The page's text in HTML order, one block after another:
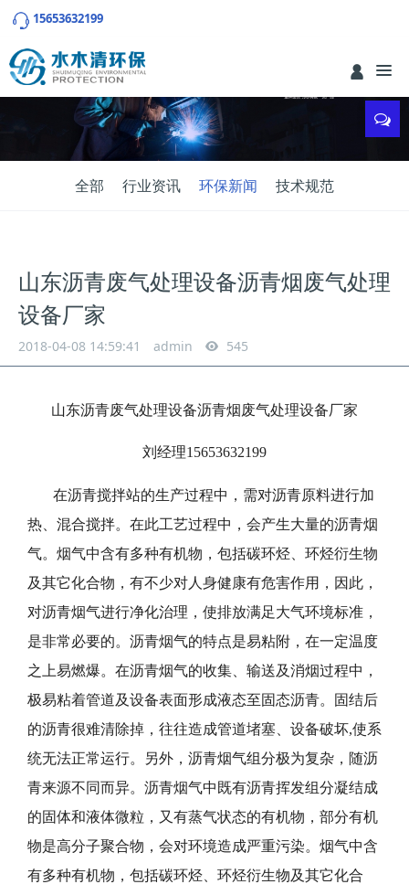
15653632199
全部 行业资讯 环保新闻 技术规范
山东沥青废气处理设备沥青烟废气处理
设备厂家
2018-04-08 14:59:41 admin 545
山东沥青废气处理设备沥青烟废气处理设备厂家
刘经理15653632199
在沥青搅拌站的生产过程中，需对沥青原料进行加
热、混合搅拌。在此工艺过程中，会产生大量的沥青烟
气。烟气中含有多种有机物，包括碳环烃、环烃衍生物
及其它化合物，有不少对人身健康有危害作用，因此，
对沥青烟气进行净化治理，使排放满足大气环境标准，
是非常必要的。沥青烟气的特点是易粘附，在一定温度
之上易燃爆。在沥青烟气的收集、输送及消烟过程中，
极易粘着管道及设备表面形成液态至固态沥青。固结后
的沥青很难清除掉，往往造成管道堵塞、设备破坏,使系
统无法正常运行。另外，沥青烟气组分极为复杂，随沥
青来源不同而异。沥青烟气中既有沥青挥发组分凝结成
的固体和液体微粒，又有蒸气状态的有机物，部分有机
物是高分子聚合物，会对环境造成严重污染。烟气中含
有多种有机物，包括碳环烃、环烃衍生物及其它化合